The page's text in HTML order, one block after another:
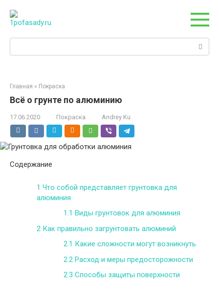
контенту
Главная » Покраска
Всё о грунте по алюминию
17.06.2020 Покраска Andrey Ku
Содержание
1 Что собой представляет грунтовка для
алюминия
1.1 Виды грунтовок для алюминия
2 Как правильно загрунтовать алюминий
2.1 Какие сложности могут возникнуть
2.2 Расход и меры предосторожности
2.3 Способы защиты поверхности